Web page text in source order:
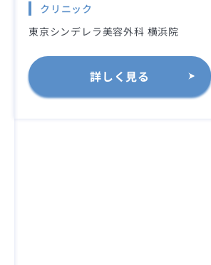
クリニック
東京シンデレラ美容外科 横浜院
詳しく見る